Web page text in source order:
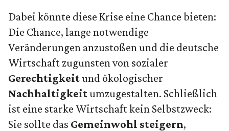
Dabei könnte diese Krise eine Chance bieten:
Die Chance, lange notwendige
Veränderungen anzustoßen und die deutsche
Wirtschaft zugunsten von sozialer
Gerechtigkeitund ökologischer
Nachhaltigkeitumzugestalten. Schließlich
ist eine starke Wirtschaft kein Selbstzweck:
Sie sollte das Gemeinwohl steigern,